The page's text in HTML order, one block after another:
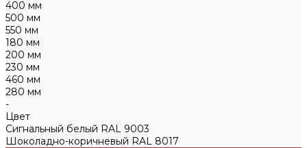
400 мм
500 мм
550 мм
180 мм
200 мм
230 мм
460 мм
280 мм
-
Цвет
Сигнальный белый RAL 9003
Шоколадно-коричневый RAL 8017